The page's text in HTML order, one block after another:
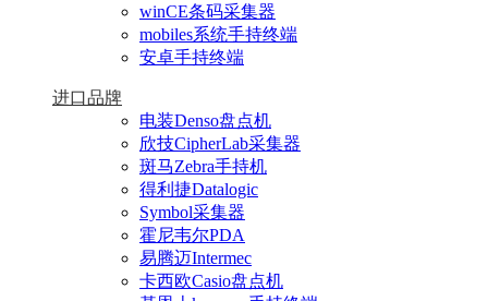
winCE条码采集器
mobiles系统手持终端
安卓手持终端
进口品牌
电装Denso盘点机
欣技CipherLab采集器
斑马Zebra手持机
得利捷Datalogic
Symbol采集器
霍尼韦尔PDA
易腾迈Intermec
卡西欧Casio盘点机